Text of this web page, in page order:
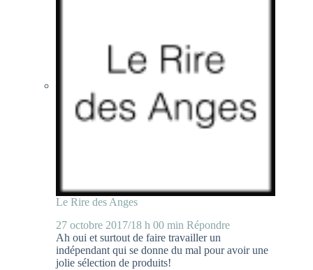
Le Rire des Anges
27 octobre 2017/18 h 00 min Répondre
Ah oui et surtout de faire travailler un
indépendant qui se donne du mal pour avoir une
jolie sélection de produits!